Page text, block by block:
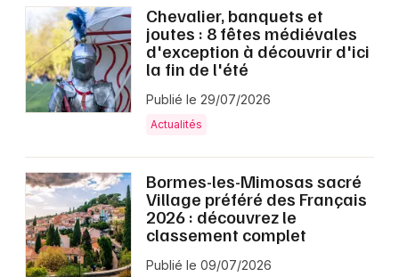
Chevalier, banquets et
joutes : 8 fêtes médiévales
d'exception à découvrir d'ici
la fin de l'été
Publié le 29/07/2026
Actualités
Bormes-les-Mimosas sacré
Village préféré des Français
2026 : découvrez le
classement complet
Publié le 09/07/2026